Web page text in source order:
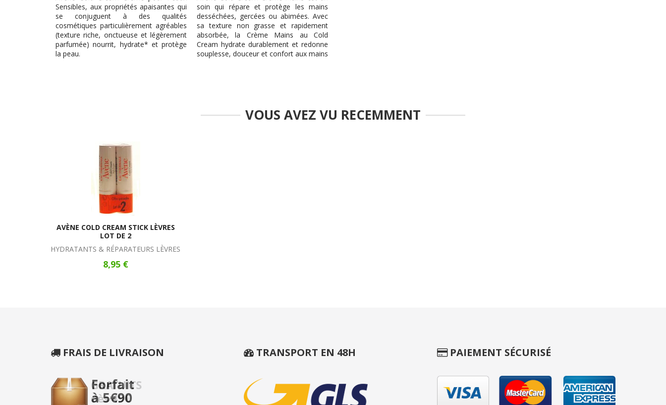
Sensibles, aux propriétés apaisantes qui
se conjuguent à des qualités
cosmétiques particulièrement agréables
(texture riche, onctueuse et légèrement
parfumée) nourrit, hydrate* et protège
la peau.
soin qui répare et protège les mains
desséchées, gercées ou abimées. Avec
sa texture non grasse et rapidement
absorbée, la Crème Mains au Cold
Cream hydrate durablement et redonne
souplesse, douceur et confort aux mains
VOUS AVEZ VU RECEMMENT
AVÈNE COLD CREAM STICK LÈVRES
LOT DE 2
HYDRATANTS & RÉPARATEURS LÈVRES
8,95 €
FRAIS DE LIVRAISON TRANSPORT EN 48H PAIEMENT SÉCURISÉ